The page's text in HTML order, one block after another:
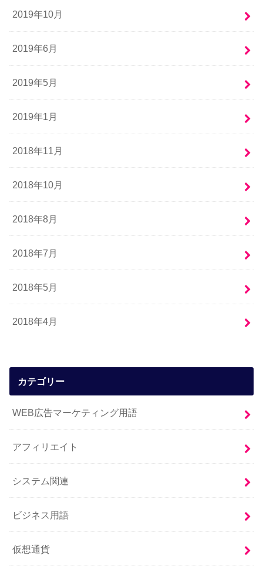
2019年10月
2019年6月
2019年5月
2019年1月
2018年11月
2018年10月
2018年8月
2018年7月
2018年5月
2018年4月
カテゴリー
WEB広告マーケティング用語
アフィリエイト
システム関連
ビジネス用語
仮想通貨